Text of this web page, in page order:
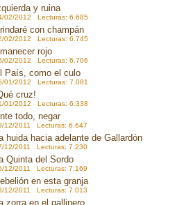
y ruina
02/2012 Lecturas: 6.685
con champán
02/2012 Lecturas: 6.745
rojo
02/2012 Lecturas: 6.706
País, como el culo
01/2012 Lecturas: 7.081
cruz!
01/2012 Lecturas: 6.338
todo, negar
12/2011 Lecturas: 6.647
huida hacia adelante de Gallardón
12/2011 Lecturas: 7.230
Quinta del Sordo
12/2011 Lecturas: 7.169
en esta granja
12/2011 Lecturas: 7.013
zorra en el gallinero